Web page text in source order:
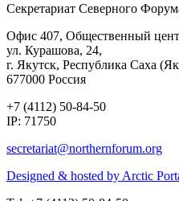
Секретариат Северного
Офис 407, Общественный
ул. Курашова, 24,
г. Якутск, Республика Саха
677000 Россия
+7 (4112) 50-84-50
IP: 71750
Designed & hosted by Arctic